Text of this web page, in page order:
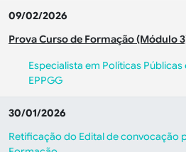
09/02/2026
Prova Curso de Formação (Módulo
Especialista em Políticas
EPPGG
30/01/2026
Retificação do Edital de convocação